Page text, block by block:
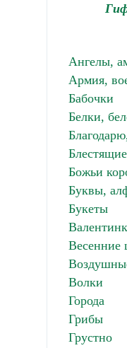
Ангелы,
Армия,
Бабочки
Белки,
Божьи
Буквы,
Букеты
Весенние
Волки
Города
Грибы
Грустно